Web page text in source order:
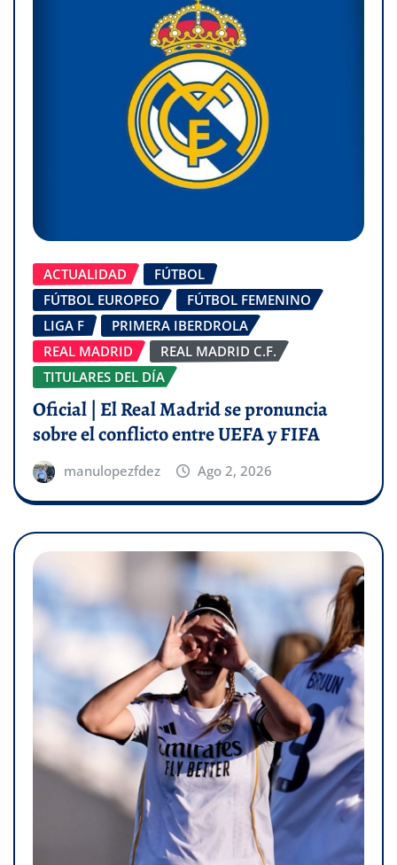
ACTUALIDAD
FÚTBOL
FÚTBOL EUROPEO
FÚTBOL FEMENINO
LIGA F
PRIMERA IBERDROLA
REAL MADRID
REAL MADRID C.F.
TITULARES DEL DÍA
Oficial | El Real Madrid se pronuncia
sobre el conflicto entre UEFA y FIFA
manulopezfdez Ago 2, 2026